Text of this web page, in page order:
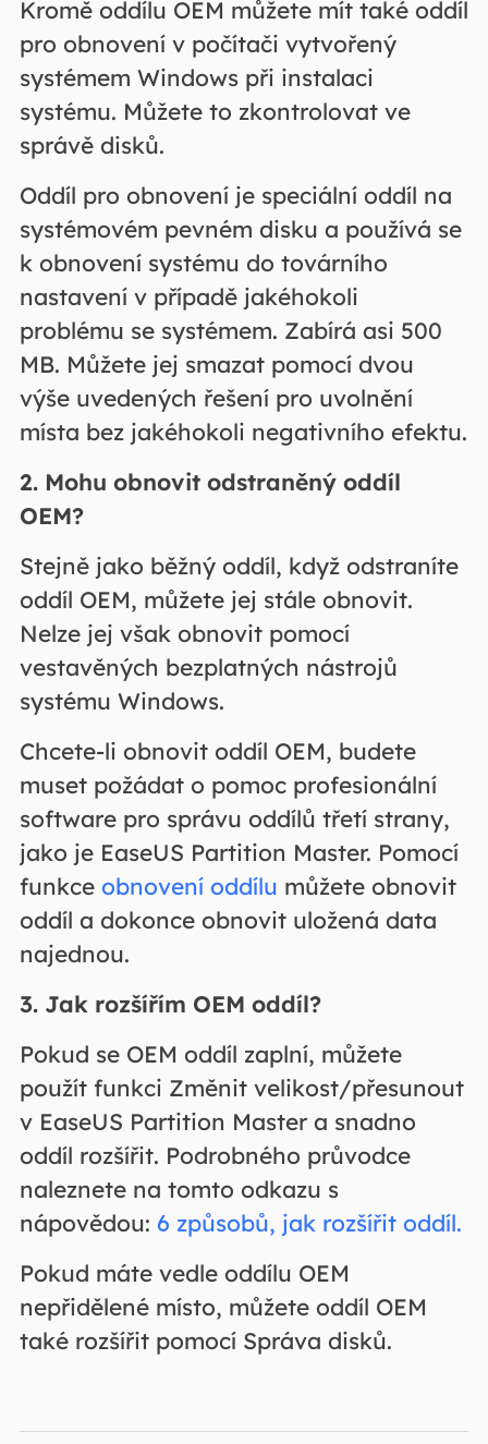
Kromě oddílu OEM můžete mít také oddíl
pro obnovení v počítači vytvořený
systémem Windows při instalaci
systému. Můžete to zkontrolovat ve
správě disků.
Oddíl pro obnovení je speciální oddíl na
systémovém pevném disku a používá se
k obnovení systému do továrního
nastavení v případě jakéhokoli
problému se systémem. Zabírá asi 500
MB. Můžete jej smazat pomocí dvou
výše uvedených řešení pro uvolnění
místa bez jakéhokoli negativního efektu.
2. Mohu obnovit odstraněný oddíl
OEM?
Stejně jako běžný oddíl, když odstraníte
oddíl OEM, můžete jej stále obnovit.
Nelze jej však obnovit pomocí
vestavěných bezplatných nástrojů
systému Windows.
Chcete-li obnovit oddíl OEM, budete
muset požádat o pomoc profesionální
software pro správu oddílů třetí strany,
jako je EaseUS Partition Master. Pomocí
funkce obnovení oddílu můžete obnovit
oddíl a dokonce obnovit uložená data
najednou.
3. Jak rozšířím OEM oddíl?
Pokud se OEM oddíl zaplní, můžete
použít funkci Změnit velikost/přesunout
v EaseUS Partition Master a snadno
oddíl rozšířit. Podrobného průvodce
naleznete na tomto odkazu s
nápovědou: 6 způsobů, jak rozšířit oddíl.
Pokud máte vedle oddílu OEM
nepřidělené místo, můžete oddíl OEM
také rozšířit pomocí Správa disků.